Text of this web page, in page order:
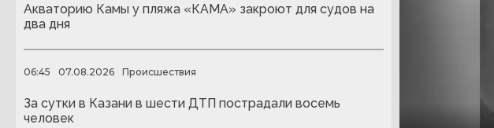
Акваторию Камы у пляжа «КАМА» закроют для судов на
два дня
06:45 07.08.2026 Происшествия
За сутки в Казани в шести ДТП пострадали восемь
человек